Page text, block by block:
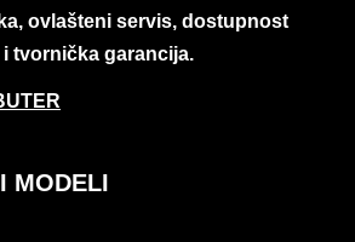
ovlašteni servis, dostupnost
tvornička garancija.
MODELI